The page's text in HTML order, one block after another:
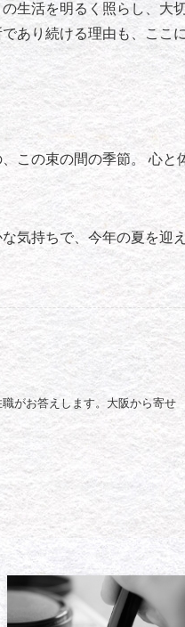
生活を明るく照らし、大
あり続ける理由も、ここ
この束の間の季節。 心
気持ちで、今年の夏を迎
がお答えします。大阪から寄せ